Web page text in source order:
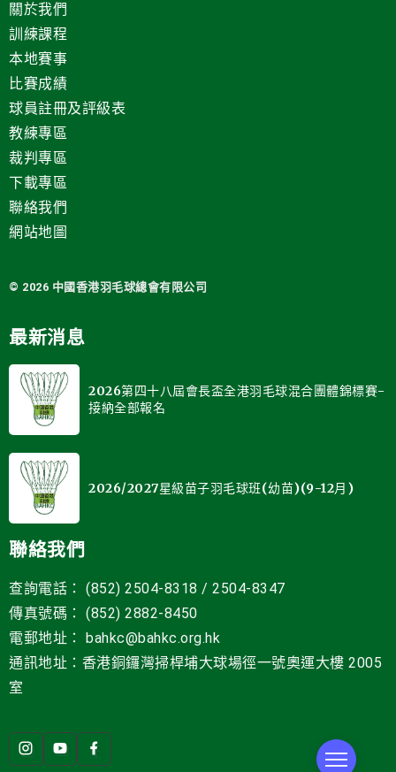
關於我們
訓練課程
本地賽事
比賽成績
球員註冊及評級表
教練專區
裁判專區
下載專區
聯絡我們
網站地圖
© 2026 中國 香港羽毛球總會有限公司
最新消息
2026第四十八屆會長盃全港羽毛球混合團體錦標賽-
接納全部報名
2026/2027星級苗子羽毛球班(幼苗)(9-12月)
聯絡我們
查詢電話： (852) 2504-8318 / 2504-8347
傳真號碼： (852) 2882-8450
電郵地址 ：
bahkc@bahkc.org.hk
通訊地址：香港銅鑼灣掃桿埔大球場徑一號奧運大樓 2005
室